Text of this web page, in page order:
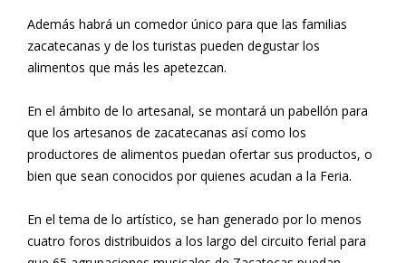
Además habrá un comedor único para que las familias
zacatecanas y de los turistas pueden degustar los
alimentos que más les apetezcan.
En el ámbito de lo artesanal, se montará un pabellón para
que los artesanos de zacatecanas así como los
productores de alimentos puedan ofertar sus productos, o
bien que sean conocidos por quienes acudan a la Feria.
En el tema de lo artístico, se han generado por lo menos
cuatro foros distribuidos a los largo del circuito ferial para